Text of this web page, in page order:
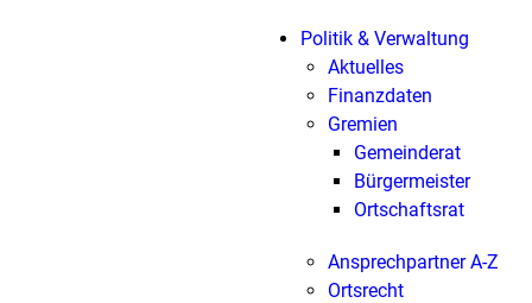
Politik & Verwaltung
Aktuelles
Finanzdaten
Gremien
Gemeinderat
Bürgermeister
Ortschaftsrat
Ansprechpartner A-Z
Ortsrecht